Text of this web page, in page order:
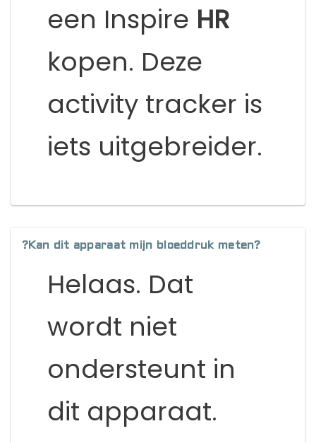
een Inspire HR
kopen. Deze
activity tracker is
iets uitgebreider.
?Kan dit apparaat mijn bloeddruk meten?
Helaas. Dat
wordt niet
ondersteunt in
dit apparaat.